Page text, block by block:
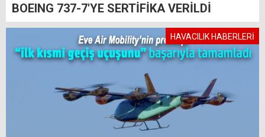
BOEING 737-7'YE SERTİFİKA VERİLDİ
HAVACILIK HABERLERİ